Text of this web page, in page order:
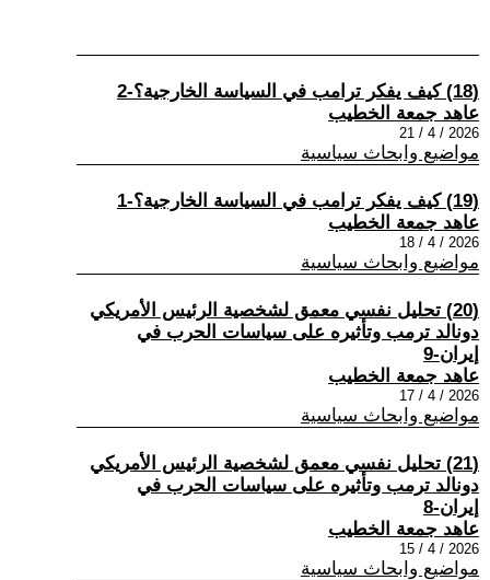
(18) كيف يفكر ترامب في السياسة الخارجية؟-2
عاهد جمعة الخطيب
2026 / 4 / 21
مواضيع وابحاث سياسية
(19) كيف يفكر ترامب في السياسة الخارجية؟-1
عاهد جمعة الخطيب
2026 / 4 / 18
مواضيع وابحاث سياسية
(20) تحليل نفسي معمق لشخصية الرئيس الأمريكي
دونالد ترمب وتأثيره على سياسات الحرب في
إيران-9
عاهد جمعة الخطيب
2026 / 4 / 17
مواضيع وابحاث سياسية
(21) تحليل نفسي معمق لشخصية الرئيس الأمريكي
دونالد ترمب وتأثيره على سياسات الحرب في
إيران-8
عاهد جمعة الخطيب
2026 / 4 / 15
مواضيع وابحاث سياسية